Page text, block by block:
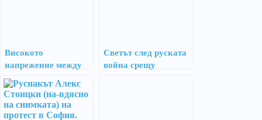
Високото
напрежение между
Украйна и Русия
Светът след руската
война срещу